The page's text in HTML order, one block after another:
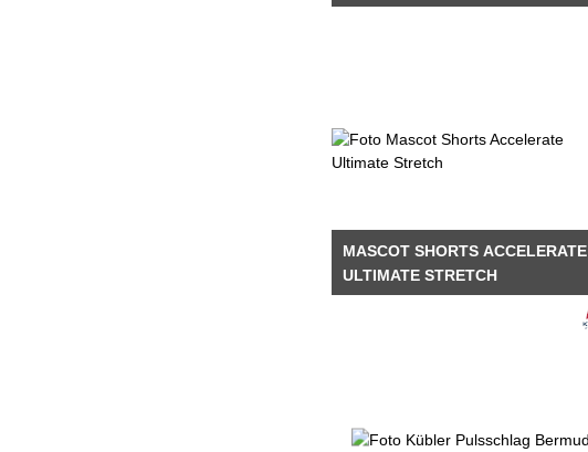
EINSÄTZEN
MASCOT SHORTS ACCELERATE
ULTIMATE STRETCH